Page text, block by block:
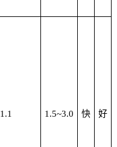
1.1 1.5~3.0 快 好